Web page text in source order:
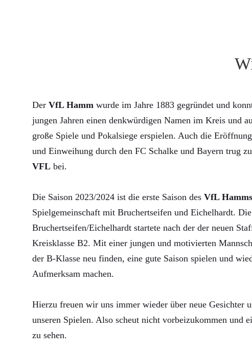
Der VfL Hamm wurde im Jahre 1883 gegründet und
jungen Jahren einen denkwürdigen Namen im Kreis und
große Spiele und Pokalsiege erspielen. Auch die
und Einweihung durch den FC Schalke und Bayern trug
VFL bei.
Die Saison 2023/2024 ist die erste Saison des VfL Hamms
Spielgemeinschaft mit Bruchertseifen und Eichelhardt.
Bruchertseifen/Eichelhardt startete nach der der neuen
Kreisklasse B2. Mit einer jungen und motivierten
der B-Klasse neu finden, eine gute Saison spielen und
Aufmerksam machen.
Hierzu freuen wir uns immer wieder über neue Gesichter
unseren Spielen. Also scheut nicht vorbeizukommen und
zu sehen.